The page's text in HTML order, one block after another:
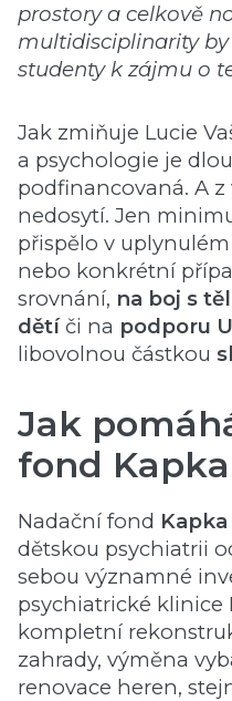
prostory a celkově
multidisciplinarity
studenty k zájmu o
Jak zmiňuje Lucie
a psychologie je
podfinancovaná. A
nedosytí. Jen
přispělo v
nebo konkrétní
srovnání, na boj s
dětíči na podporu
libovolnou částkou
Jak
fond
Nadační fond
dětskou psychiatrii
sebou významné
psychiatrické klinice
kompletní
zahrady, výměna
renovace heren,